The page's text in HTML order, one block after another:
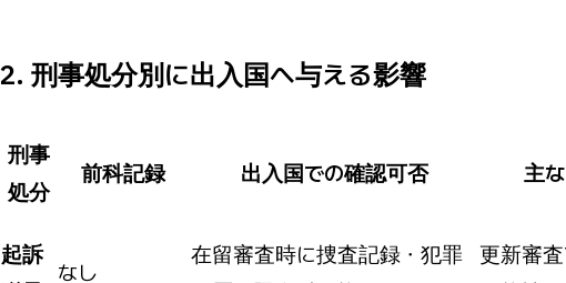
2. 刑事処分別に出入国へ与える影響
刑事
処分
前科記録 出入国での確認可否 主
起訴
なし
在留審査時に捜査記録・犯罪
更新審